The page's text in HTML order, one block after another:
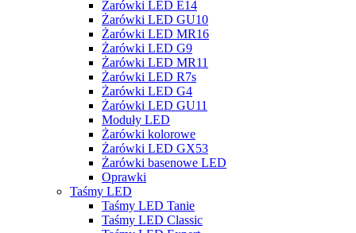
Żarówki LED E14
Żarówki LED GU10
Żarówki LED MR16
Żarówki LED G9
Żarówki LED MR11
Żarówki LED R7s
Żarówki LED G4
Żarówki LED GU11
Moduły LED
Żarówki kolorowe
Żarówki LED GX53
Żarówki basenowe LED
Oprawki
Taśmy LED
Taśmy LED Tanie
Taśmy LED Classic